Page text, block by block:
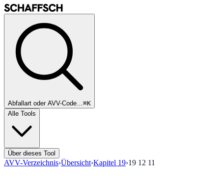
Abfallart oder AVV-Code…⌘K
Alle Tools
Über dieses Tool
AVV-Verzeichnis›Übersicht›Kapitel 19›19 12 11